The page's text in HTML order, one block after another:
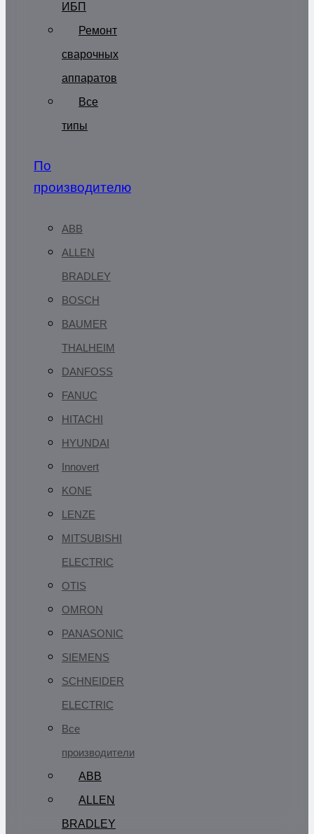
ИБП
Ремонт
сварочных
аппаратов
Все
типы
По
производителю
ABB
ALLEN
BRADLEY
BOSCH
BAUMER
THALHEIM
DANFOSS
FANUC
HITACHI
HYUNDAI
Innovert
KONE
LENZE
MITSUBISHI
ELECTRIC
OTIS
OMRON
PANASONIC
SIEMENS
SCHNEIDER
ELECTRIC
Все
производители
ABB
ALLEN
BRADLEY